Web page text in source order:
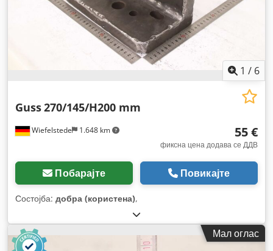
1 / 6
Wiefelstede 1.648 km
Guss270/145/H200 mm
55 €
фиксна цена додава се ДДВ
Побарајте Повикајте
Состојба: добра (користена),
Мал оглас